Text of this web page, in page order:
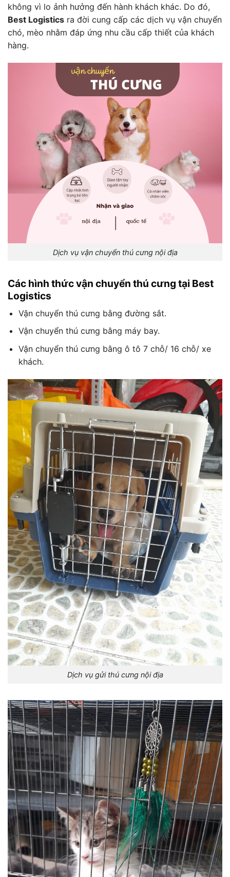
không vì lo ảnh hưởng đến hành khách khác. Do đó,
Best Logistics ra đời cung cấp các dịch vụ vận chuyển
chó, mèo nhằm đáp ứng nhu cầu cấp thiết của khách
hàng.
Dịch vụ vận chuyển thú cưng nội địa
Các hình thức vận chuyển thú cưng tại Best
Logistics
Vận chuyển thú cưng bằng đường sắt.
Vận chuyển thú cưng bằng máy bay.
Vận chuyển thú cưng bằng ô tô 7 chỗ/ 16 chỗ/ xe
khách.
Dịch vụ gửi thú cưng nội địa